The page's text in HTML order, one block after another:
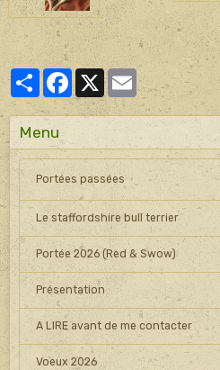
PartagerFacebook
X Email
Menu
Portées passées
Le staffordshire bull terrier
Portée 2026 (Red & Swow)
Présentation
A LIRE avant de me contacter
Voeux 2026